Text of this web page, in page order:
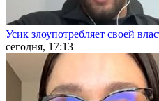
Усик злоупотребляет своей
сегодня, 17:13